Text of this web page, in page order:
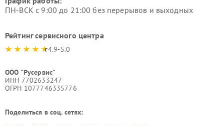
ПН-ВСК с 9:00 до 21:00 без перерывов и выходных
Рейтинг сервисного центра
4.9-5.0
ООО "Русервис"
ИНН 7702633247
ОГРН 1077746335776
Поделиться в соц. сетях: